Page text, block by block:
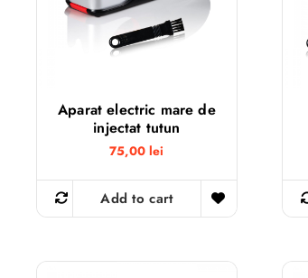
Aparat electric mare de
injectat tutun
75,00lei
Add to cart